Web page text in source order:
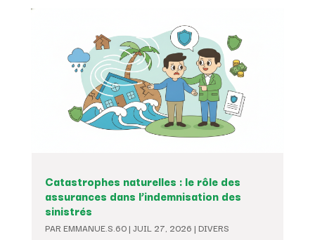
Catastrophes naturelles : le rôle des
assurances dans l’indemnisation des
sinistrés
PAR EMMANUE.S.60| JUIL 27, 2026 | DIVERS